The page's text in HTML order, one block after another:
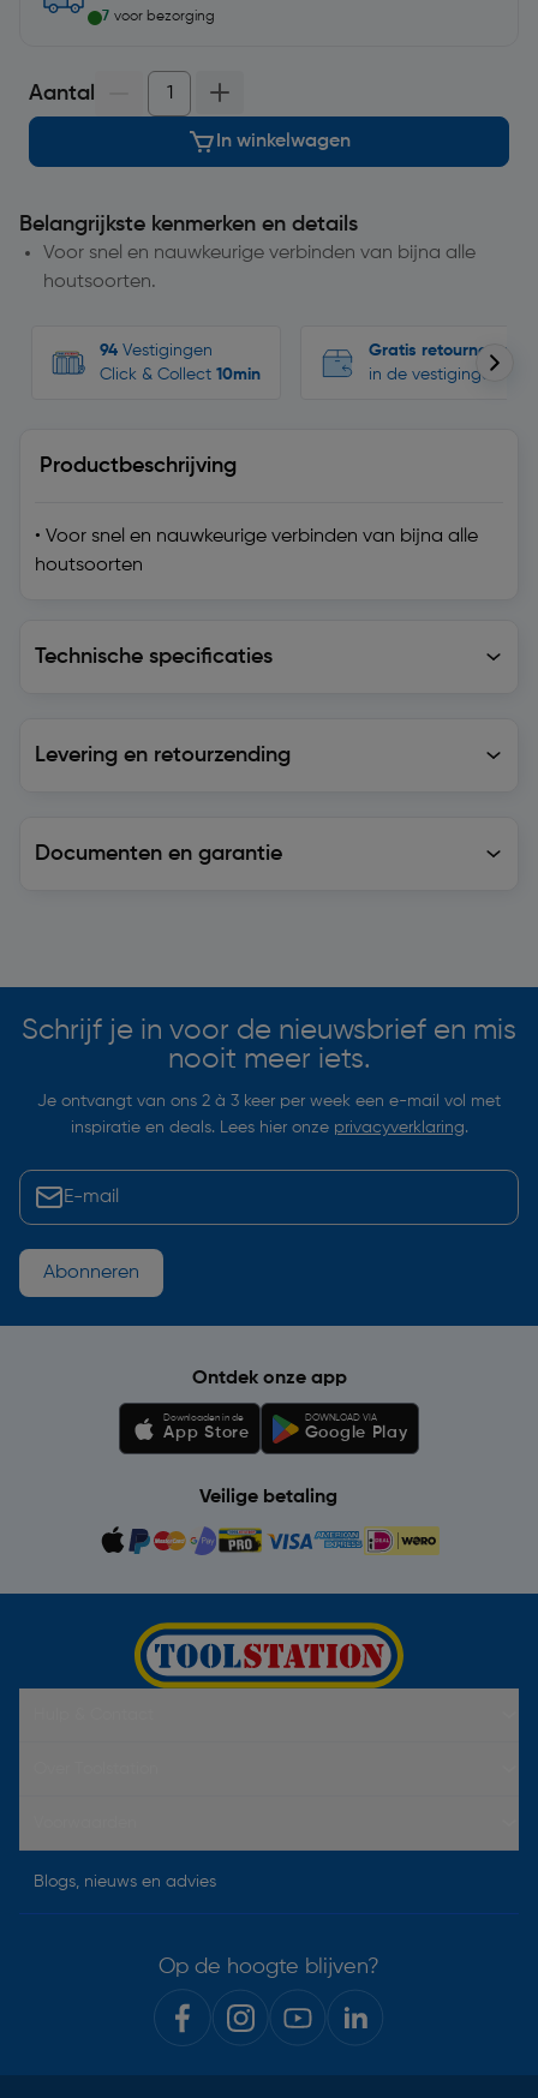
7 voor bezorging
Aantal
In winkelwagen
Belangrijkste kenmerken en details
Voor snel en nauwkeurige verbinden van bijna alle
houtsoorten.
94 Vestigingen
Click & Collect 10min
Gratis retourneren
in de vestigingen
Productbeschrijving
• Voor snel en nauwkeurige verbinden van bijna alle
houtsoorten
Technische specificaties
Levering en retourzending
Documenten en garantie
Schrijf je in voor de nieuwsbrief en mis
nooit meer iets.
Je ontvangt van ons 2 à 3 keer per week een e-mail vol met
inspiratie en deals. Lees hier onze privacyverklaring.
Abonneren
Ontdek onze app
Downloaden in de
App Store
DOWNLOAD VIA
Google Play
Veilige betaling
Blogs, nieuws en advies
Op de hoogte blijven?